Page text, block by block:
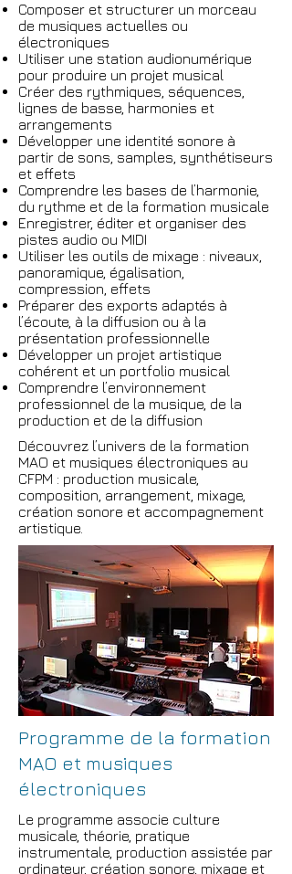
Composer et structurer un morceau
de musiques actuelles ou
électroniques
Utiliser une station audionumérique
pour produire un projet musical
Créer des rythmiques, séquences,
lignes de basse, harmonies et
arrangements
Développer une identité sonore à
partir de sons, samples, synthétiseurs
et effets
Comprendre les bases de l’harmonie,
du rythme et de la formation musicale
Enregistrer, éditer et organiser des
pistes audio ou MIDI
Utiliser les outils de mixage : niveaux,
panoramique, égalisation,
compression, effets
Préparer des exports adaptés à
l’écoute, à la diffusion ou à la
présentation professionnelle
Développer un projet artistique
cohérent et un portfolio musical
Comprendre l’environnement
professionnel de la musique, de la
production et de la diffusion
Découvrez l’univers de la formation
MAO et musiques électroniques au
CFPM : production musicale,
composition, arrangement, mixage,
création sonore et accompagnement
artistique.
Programme de la formation
MAO et musiques
électroniques
Le programme associe culture
musicale, théorie, pratique
instrumentale, production assistée par
ordinateur, création sonore, mixage et